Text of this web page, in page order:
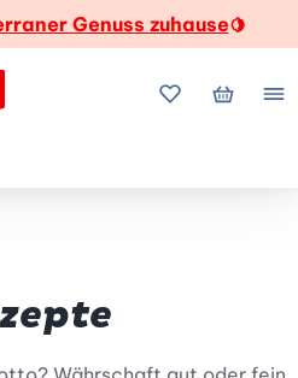
Genuss zuhause🍋
MeineMein